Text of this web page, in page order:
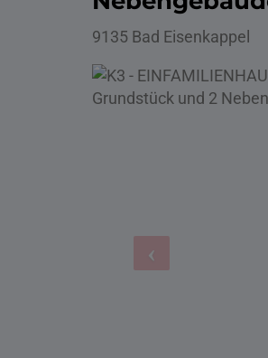
9135 Bad Eisenkappel